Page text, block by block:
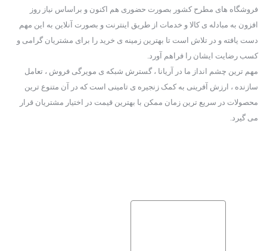
فروشگاه های مطرح کشور بصورت حضوری هم اکنون و براساس نیاز روز
افزون به مبادله ی کالا و خدمات از طریق اینترنت و بصورت آنلاین به این مهم
دست یافته و در تلاش است تا بهترین زمینه ی خرید را برای مشتریان گرامی و
کسب رضایت ایشان را فراهم آورد.
مهم ترین چشم انداز ما در آریانا ، گسترش شبکه ی مویرگی فروش ، تعامل
سازنده ، ارزش آفرینی به کمک زنجیره ی تامینی است که در آن متنوع ترین
محصولات در سریع ترین زمان ممکن با بهترین قیمت در اختیار مشتریان قرار
می گیرد.